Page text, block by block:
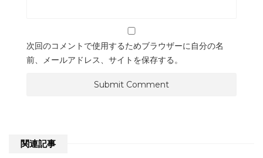
次回のコメントで使用するためブラウザーに自分の名
前、メールアドレス、サイトを保存する。
関連記事